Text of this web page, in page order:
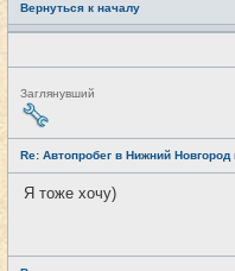
Вернуться к началу
Н
е
в
т
и
Заглянувший
Re: Автопробег в Нижний Новгород
Я тоже хочу)